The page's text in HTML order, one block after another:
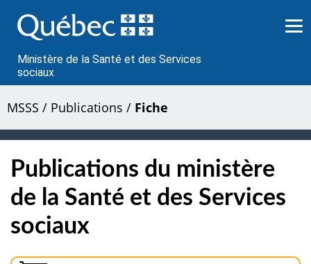
au
contenu
Ministère de la Santé et des Services
sociaux
MSSS / Publications / Fiche
Publications du ministère
de la Santé et des Services
sociaux